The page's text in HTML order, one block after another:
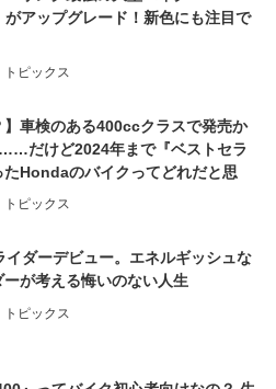
がアップグレード！新色にも注目で
トピックス
】車検のある400ccクラスで発売か
だけど2024年まで『ベストセラ
たHondaのバイクってどれだと思
トピックス
イダーデビュー。エネルギッシュな
が考える悔いのない人生
トピックス